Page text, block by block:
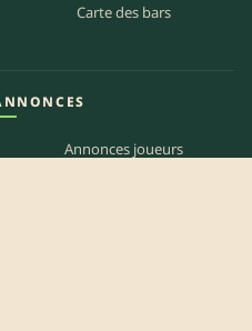
Carte des bars
Annonces joueurs